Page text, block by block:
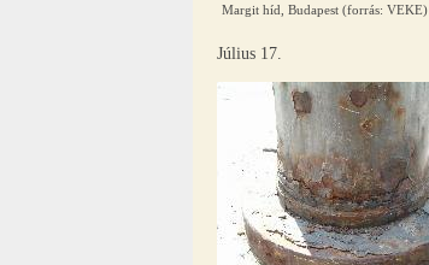
Margit híd, Budapest (forrás: VEKE)
Július 17.